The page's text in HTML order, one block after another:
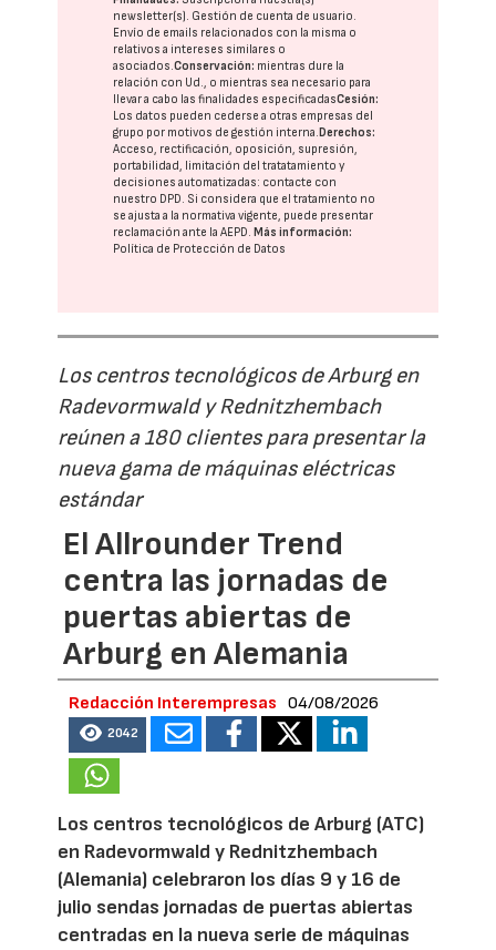
newsletter(s). Gestión de cuenta de usuario.
Envío de emails relacionados con la misma o
relativos a intereses similares o
asociados.Conservación: mientras dure la
relación con Ud., o mientras sea necesario para
llevar a cabo las finalidades especificadasCesión:
Los datos pueden cederse a otras empresas del
grupo por motivos de gestión interna.Derechos:
Acceso, rectificación, oposición, supresión,
portabilidad, limitación del tratatamiento y
decisiones automatizadas: contacte con
nuestro DPD. Si considera que el tratamiento no
se ajusta a la normativa vigente, puede presentar
reclamación ante laAEPD.Más información:
Política de Protección de Datos
Los centros tecnológicos de Arburg en
Radevormwald y Rednitzhembach
reúnen a 180 clientes para presentar la
nueva gama de máquinas eléctricas
estándar
El Allrounder Trend
centra las jornadas de
puertas abiertas de
Arburg en Alemania
Redacción Interempresas 04/08/2026
2042
Los centros tecnológicos de Arburg (ATC)
en Radevormwald y Rednitzhembach
(Alemania) celebraron los días 9 y 16 de
julio sendas jornadas de puertas abiertas
centradas en la nueva serie de máquinas